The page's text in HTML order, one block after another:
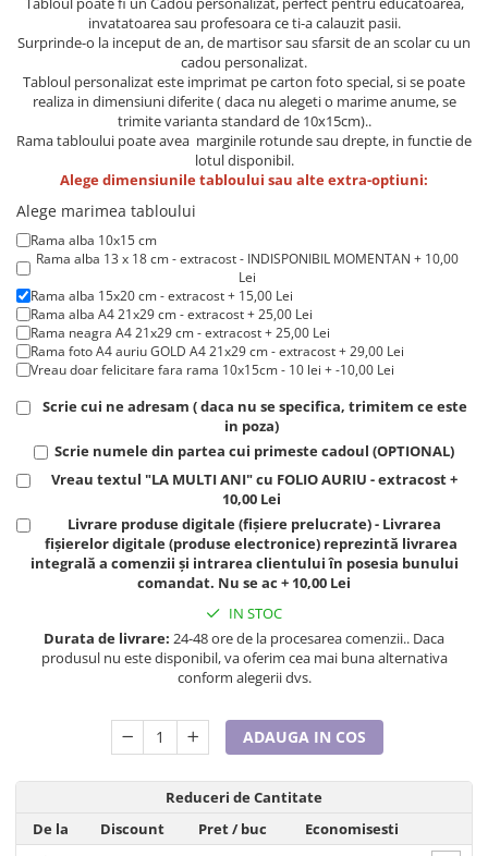
Lenjerii de pat pentru copii
Cadouri Cuplu
Pijamale de CRACIUN
Pijamale de dama
Halate si capoate
Pijamale
WINTER Collection
Halate si pijamale Family
Incaltaminte
Seturi elegante femei
Umbrele
Pijamale BIG SIZE femei
Cadouri ocazii speciale
Tricouri de craciun
Valentine's Day
Cadouri pentru Bunici
Cadouri pentru Nasi si Fini
Cadouri pentru Mama
Cadouri pentru profesori sau absolventi
Cadouri Traditionale Romanesti
8 Martie
Cadouri Iubitori de animale
invatatoarea sau profesoara ce ti-a calauzit pasii.
Surprinde-o la inceput de an, de martisor sau sfarsit de an scolar cu un
cadou personalizat.
Tabloul personalizat este imprimat pe carton foto special, si se poate
realiza in dimensiuni diferite ( daca nu alegeti o marime anume, se
trimite varianta standard de 10x15cm)..
Rama tabloului poate avea marginile rotunde sau drepte, in functie de
lotul disponibil.
Alege dimensiunile tabloului sau alte extra-optiuni:
Alege marimea tabloului
Rama alba 10x15 cm
Rama alba 13 x 18 cm - extracost - INDISPONIBIL MOMENTAN + 10,00
Lei
Rama alba 15x20 cm - extracost + 15,00 Lei
Rama alba A4 21x29 cm - extracost + 25,00 Lei
Rama neagra A4 21x29 cm - extracost + 25,00 Lei
Rama foto A4 auriu GOLD A4 21x29 cm - extracost + 29,00 Lei
Vreau doar felicitare fara rama 10x15cm - 10 lei + -10,00 Lei
Scrie cui ne adresam ( daca nu se specifica, trimitem ce este
in poza)
Scrie numele din partea cui primeste cadoul (OPTIONAL)
Vreau textul "LA MULTI ANI" cu FOLIO AURIU - extracost +
10,00 Lei
Livrare produse digitale (fișiere prelucrate) - Livrarea
fișierelor digitale (produse electronice) reprezintă livrarea
integrală a comenzii și intrarea clientului în posesia bunului
comandat. Nu se ac + 10,00 Lei
IN STOC
Durata de livrare: 24-48 ore de la procesarea comenzii.. Daca
produsul nu este disponibil, va oferim cea mai buna alternativa
conform alegerii dvs.
ADAUGA IN COS
Reduceri de Cantitate
De la
Discount Pret/ buc
Economisesti